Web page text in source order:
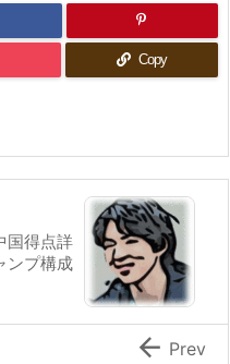
Copy
国得点詳
ンプ構成
 Prev